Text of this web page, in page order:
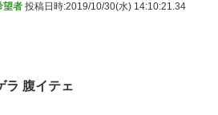
望者 投稿日時:2019/10/30(水) 14:10:21.34
ラ 腹イテェ